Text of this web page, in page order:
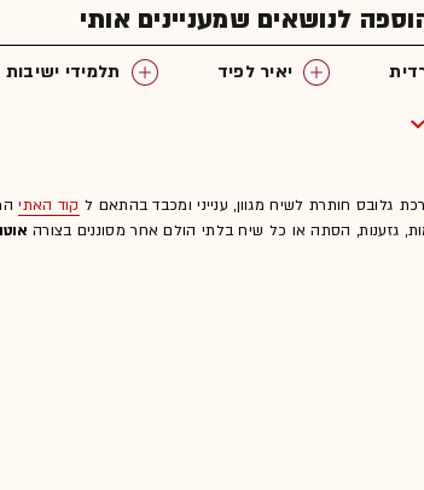
לנושאים שמעניינים אותי
יאיר לפיד תלמידי ישיבות
גלובס חותרת לשיח מגוון, ענייני ומכבד בהתאם ל קוד האתי
גזענות, הסתה או כל שיח בלתי הולם אחר מסוננים בצורה